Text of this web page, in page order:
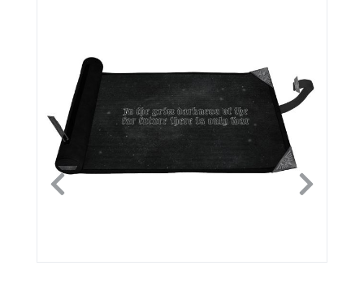
Previous Next